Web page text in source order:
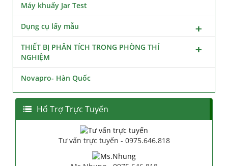
Máy khuấy Jar Test
Dụng cụ lấy mẫu
THIẾT BỊ PHÂN TÍCH TRONG PHÒNG THÍ
NGHIỆM
Novapro- Hàn Quốc
Hổ Trợ Trực Tuyến
Tư vấn trực tuyến - 0975.646.818